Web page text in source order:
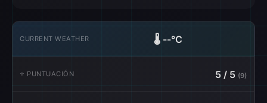
CURRENT WEATHER 🌡️ --°C
⭐ PUNTUACIÓN 5 / 5 (9)